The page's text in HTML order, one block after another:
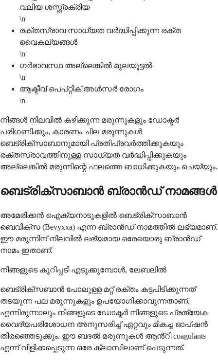
വലിയ ശസ്ത്രക്രിയ
\n
രക്തസ്രാവ സാധ്യത വർദ്ധിപ്പിക്കുന്ന രക്ത
വൈകല്യങ്ങൾ
\n
ഗർഭാവസ്ഥ അല്ലെങ്കിൽ മുലയൂട്ടൽ
\n
ആക്ടീവ് പെപ്റ്റിക് അൾസർ രോഗം
\n
നിങ്ങൾ നിലവിൽ കഴിക്കുന്ന മരുന്നുകളും ഡോക്ടർ
പരിഗണിക്കും, കാരണം ചില മരുന്നുകൾ
ബെട്രിക്സാബാനുമായി പ്രതിപ്രവർത്തിക്കുകയും
രക്തസ്രാവത്തിനുള്ള സാധ്യത വർദ്ധിപ്പിക്കുകയും
അല്ലെങ്കിൽ മരുന്നിന്റെ ഫലത്തെ ബാധിക്കുകയും ചെയ്യും.
ബെട്രിക്സാബാൻ ബ്രാൻഡ് നാമങ്ങൾ
അമേരിക്കൻ ഐക്യനാടുകളിൽ ബെട്രിക്സാബാൻ
ബെവിക്സ (Bevyxxa) എന്ന ബ്രാൻഡ് നാമത്തിൽ ലഭ്യമാണ്.
ഈ മരുന്നിന് നിലവിൽ ലഭ്യമായ ഒരേയൊരു ബ്രാൻഡ്
നാമം ഇതാണ്.
നിങ്ങളുടെ കുറിപ്പടി എടുക്കുമ്പോൾ, ലേബലിൽ
ബെട്രിക്സബാൻ പോലുള്ള മറ്റ് രക്തം കട്ടപിടിക്കുന്നത്
തടയുന്ന പല മരുന്നുകളും ഉപയോഗിക്കാവുന്നതാണ്,
എന്നിരുന്നാലും നിങ്ങളുടെ ഡോക്ടർ നിങ്ങളുടെ പ്രത്യേക
വൈദ്യപരിശോധന അനുസരിച്ച് ഏറ്റവും മികച്ച ഓപ്ഷൻ
തിരഞ്ഞെടുക്കും. ഈ ബദൽ മരുന്നുകൾ ആൻ്റി coagulants
എന്ന് വിളിക്കപ്പെടുന്ന ഒരേ ക്ലാസിലാണ് പെടുന്നത്.